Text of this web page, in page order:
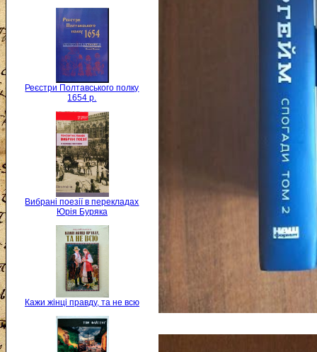
Реєстри Полтавського полку
1654 р.
Вибрані поезії в перекладах
Юрія Буряка
Кажи жінці правду, та не всю